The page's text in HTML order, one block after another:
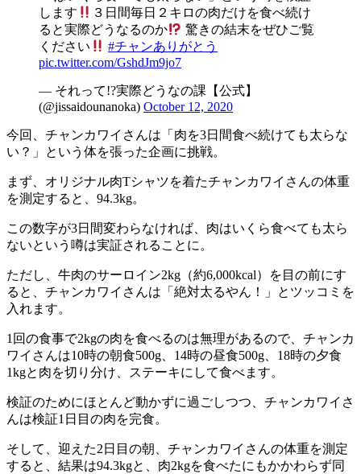
します
３日間毎日２キロの肉だけを食べ続け
ると実際どうなるのか
驚きの結末をぜひご覧
ください
#チャンありがとう
pic.twitter.com/GshdJm9jo7
— それって!?実際どうなの課【公式】
(@jissaidounanoka) October 12, 2020
今回、チャンカワイさんは「肉を3日間食べ続けても太らな
い？」という体を張った企画に挑戦。
まず、オリジナル肉Tシャツを着たチャンカワイさんの体重
を測定すると、94.3kg。
この数字が3日間変わらなければ、肉はいくら食べても太ら
ないという噂は実証されることに。
ただし、牛肉のサーロイン2kg（約6,000kcal）を目の前にす
ると、チャンカワイさんは「絶対太るやん！」とツッコミを
入れます。
1回の食事で2kgの肉を食べるのは無理があるので、チャンカ
ワイさんは10時の朝食500g、14時の昼食500g、18時の夕食
1kgと肉を切り分け、ステーキにして食べます。
検証のためにほとんど動かずに過ごしつつ、チャンカワイさ
んは検証1日目の肉を完食。
そして、迎えた2日目の朝、チャンカワイさんの体重を測定
すると、結果は94.3kgと、肉2kgを食べたにもかかわらず同